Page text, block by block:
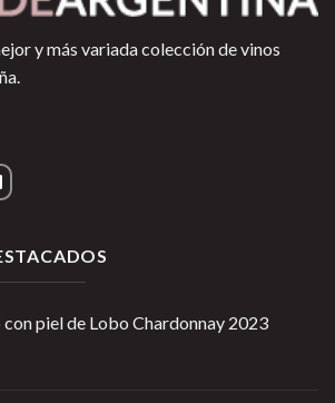
y más variada colección de vinos
piel de Lobo Chardonnay 2023